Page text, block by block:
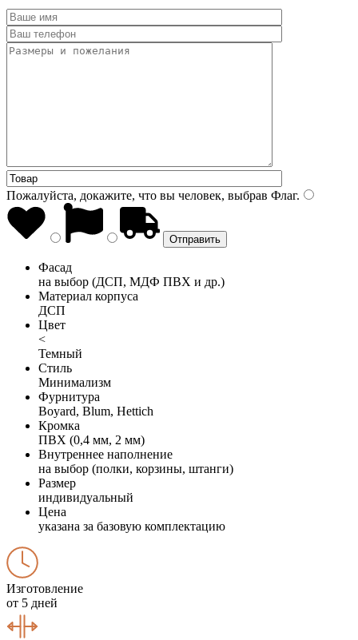
Пожалуйста, докажите, что вы человек, выбрав Флаг.
Фасад
на выбор (ДСП, МДФ ПВХ и др.)
Материал корпуса
ДСП
Цвет
<
Темный
Стиль
Минимализм
Фурнитура
Boyard, Blum, Hettich
Кромка
ПВХ (0,4 мм, 2 мм)
Внутреннее наполнение
на выбор (полки, корзины, штанги)
Размер
индивидуальный
Цена
указана за базовую комплектацию
Изготовление
от 5 дней